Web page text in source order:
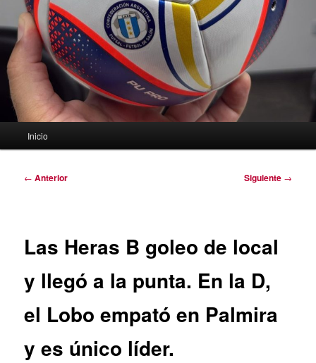
Inicio
Navegación
← Anterior Siguiente →
Las Heras B goleo de local
y llegó a la punta. En la D,
el Lobo empató en Palmira
y es único líder.